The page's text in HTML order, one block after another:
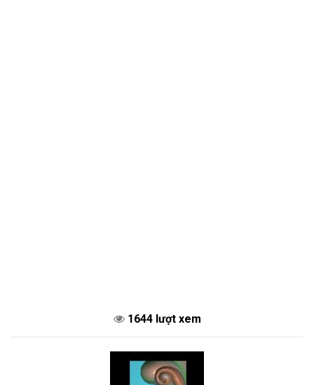
1644 lượt xem